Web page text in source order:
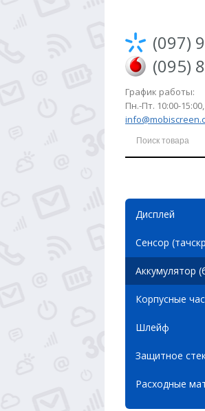
(097)
(095)
График работы:
Пн.-Пт. 10:00-
Дисплей
Сенсор
Аккумулятор
Корпусные
Шлейф
Защитное
Расходные